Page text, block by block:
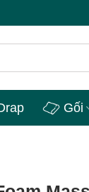
✅ Bộ quà tặng ngủ
Gối